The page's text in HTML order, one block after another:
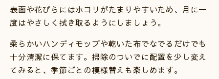
表面や花びらにはホコリがたまりやすいため、月に一
度はやさしく拭き取るようにしましょう。
柔らかいハンディモップや乾いた布でなでるだけでも
十分清潔に保てます。掃除のついでに配置を少し変え
てみると、季節ごとの模様替えも楽しめます。